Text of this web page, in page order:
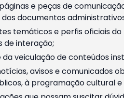
e peças de
documentos
temáticos e perfis oficiais
de interação;
da veiculação de conteúdos
avisos e comunicados
à programação cultural